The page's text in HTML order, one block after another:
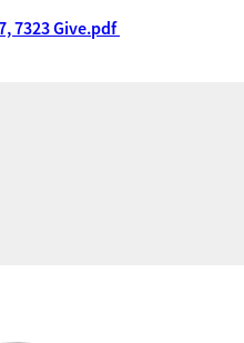
7323 Give.pdf